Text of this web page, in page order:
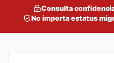
Consulta
No importa estatus